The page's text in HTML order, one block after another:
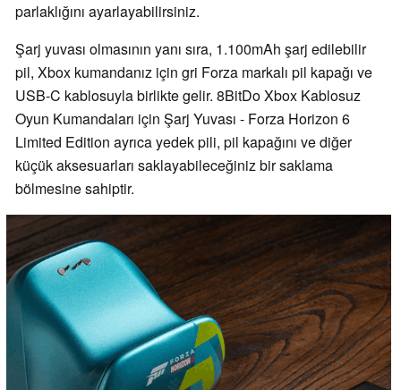
parlaklığını ayarlayabilirsiniz.
Şarj yuvası olmasının yanı sıra, 1.100mAh şarj edilebilir
pil, Xbox kumandanız için gri Forza markalı pil kapağı ve
USB-C kablosuyla birlikte gelir. 8BitDo Xbox Kablosuz
Oyun Kumandaları için Şarj Yuvası - Forza Horizon 6
Limited Edition ayrıca yedek pili, pil kapağını ve diğer
küçük aksesuarları saklayabileceğiniz bir saklama
bölmesine sahiptir.